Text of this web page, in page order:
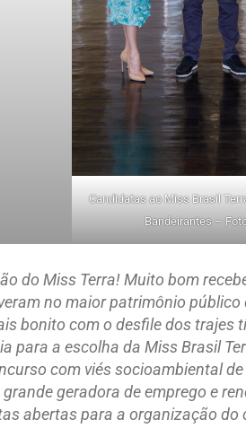
Candidatas ao Miss Brasil
Bandeirantes –
do Miss Terra! Muito bom
no maior patrimônio público
bonito com o desfile dos trajes
para a escolha da Miss Brasil
com viés socioambiental
geradora de emprego e
abertas para a organização do